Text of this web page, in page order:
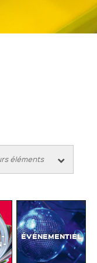
-
ÉVÉNEMENTIEL